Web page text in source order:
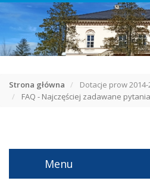
Strona główna
Dotacje prow 2014-
FAQ - Najczęściej zadawane pytania
Menu